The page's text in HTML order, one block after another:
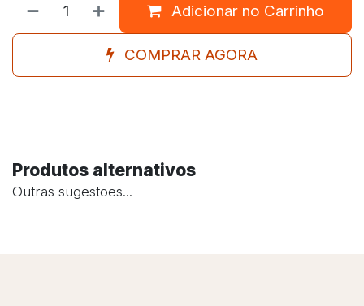
Adicionar no Carrinho
COMPRAR AGORA
Produtos alternativos
Outras sugestões...